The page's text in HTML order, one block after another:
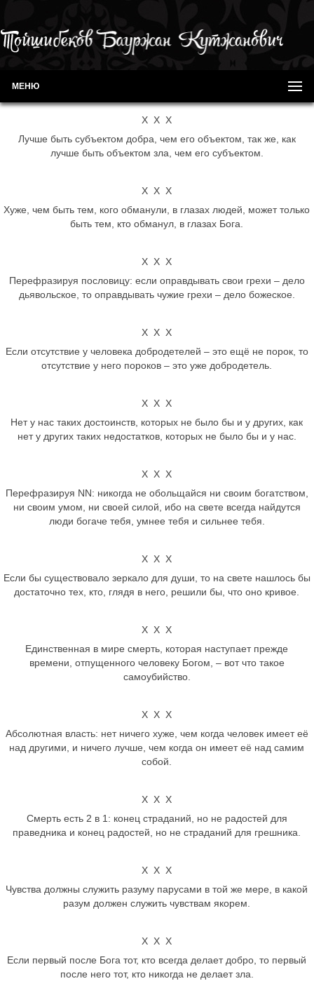
МЕНЮ
Х Х Х
Лучше быть субъектом добра, чем его объектом, так же, как
лучше быть объектом зла, чем его субъектом.
Х Х Х
Хуже, чем быть тем, кого обманули, в глазах людей, может только
быть тем, кто обманул, в глазах Бога.
Х Х Х
Перефразируя пословицу: если оправдывать свои грехи – дело
дьявольское, то оправдывать чужие грехи – дело божеское.
Х Х Х
Если отсутствие у человека добродетелей – это ещё не порок, то
отсутствие у него пороков – это уже добродетель.
Х Х Х
Нет у нас таких достоинств, которых не было бы и у других, как
нет у других таких недостатков, которых не было бы и у нас.
Х Х Х
Перефразируя NN: никогда не обольщайся ни своим богатством,
ни своим умом, ни своей силой, ибо на свете всегда найдутся
люди богаче тебя, умнее тебя и сильнее тебя.
Х Х Х
Если бы существовало зеркало для души, то на свете нашлось бы
достаточно тех, кто, глядя в него, решили бы, что оно кривое.
Х Х Х
Единственная в мире смерть, которая наступает прежде
времени, отпущенного человеку Богом, – вот что такое
самоубийство.
Х Х Х
Абсолютная власть: нет ничего хуже, чем когда человек имеет её
над другими, и ничего лучше, чем когда он имеет её над самим
собой.
Х Х Х
Смерть есть 2 в 1: конец страданий, но не радостей для
праведника и конец радостей, но не страданий для грешника.
Х Х Х
Чувства должны служить разуму парусами в той же мере, в какой
разум должен служить чувствам якорем.
Х Х Х
Если первый после Бога тот, кто всегда делает добро, то первый
после него тот, кто никогда не делает зла.